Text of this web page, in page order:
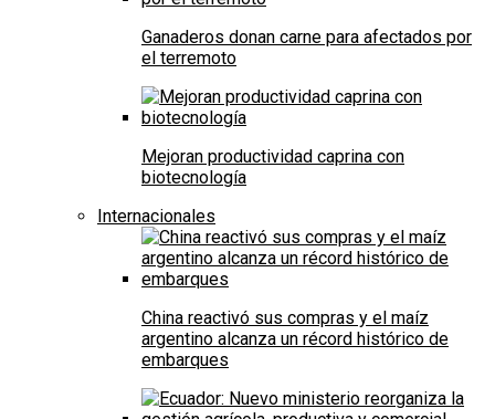
Ganaderos donan carne para afectados por
el terremoto
Mejoran productividad caprina con
biotecnología
Internacionales
China reactivó sus compras y el maíz
argentino alcanza un récord histórico de
embarques